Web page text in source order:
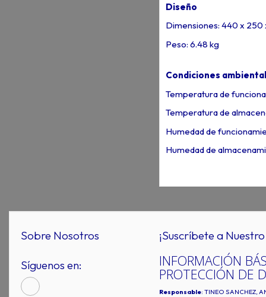
Diseño
Dimensiones: 440 x 250
Peso: 6.48 kg
Condiciones
Temperatura de
Temperatura de
Humedad de
Humedad de
Sobre Nosotros
Síguenos en:
¡Suscríbete a
INFORMACIÓN
PROTECCIÓN DE
Responsable: TINEO SANCHEZ,